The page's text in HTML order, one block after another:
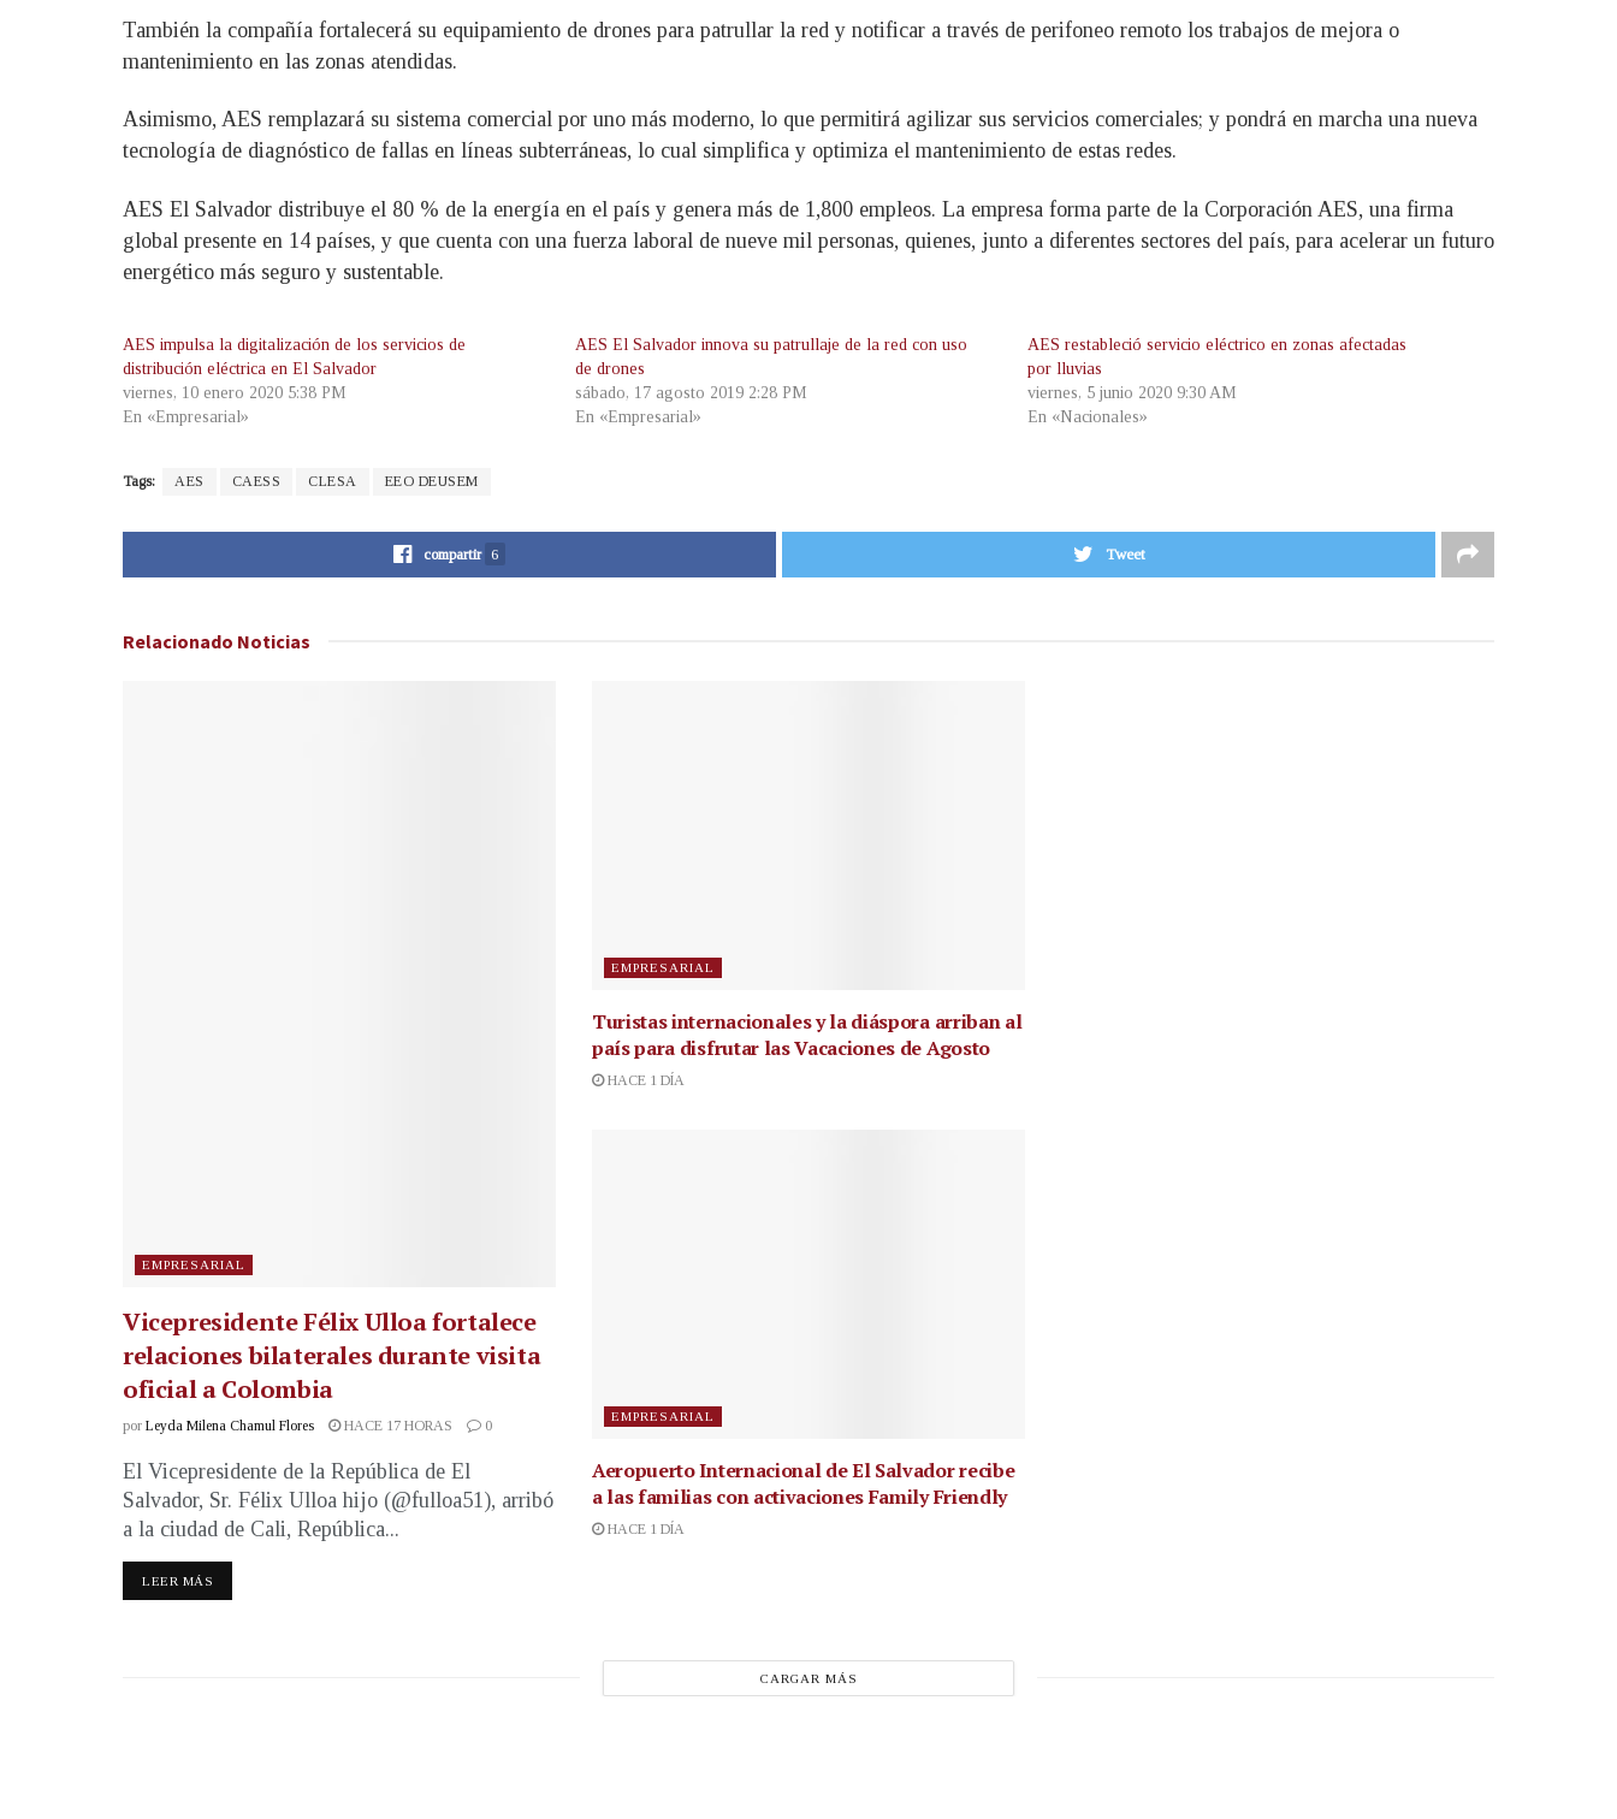
También la compañía fortalecerá su equipamiento de drones para patrullar la red y notificar a través de perifoneo remoto los trabajos de mejora o
mantenimiento en las zonas atendidas.
Asimismo, AES remplazará su sistema comercial por uno más moderno, lo que permitirá agilizar sus servicios comerciales; y pondrá en marcha una nueva
tecnología de diagnóstico de fallas en líneas subterráneas, lo cual simplifica y optimiza el mantenimiento de estas redes.
AES El Salvador distribuye el 80 % de la energía en el país y genera más de 1,800 empleos. La empresa forma parte de la Corporación AES, una firma
global presente en 14 países, y que cuenta con una fuerza laboral de nueve mil personas, quienes, junto a diferentes sectores del país, para acelerar un futuro
energético más seguro y sustentable.
AES impulsa la digitalización de los servicios de
distribución eléctrica en El Salvador
viernes, 10 enero 2020 5:38 PM
En «Empresarial»
AES El Salvador innova su patrullaje de la red con uso
de drones
sábado, 17 agosto 2019 2:28 PM
En «Empresarial»
AES restableció servicio eléctrico en zonas afectadas
por lluvias
viernes, 5 junio 2020 9:30 AM
En «Nacionales»
Tags: AES CAESS CLESA EEO DEUSEM
compartir 6 Tweet
Relacionado Noticias
EMPRESARIAL
Vicepresidente Félix Ulloa fortalece
relaciones bilaterales durante visita
oficial a Colombia
por Leyda Milena Chamul Flores HACE 17 HORAS 0
El Vicepresidente de la República de El
Salvador, Sr. Félix Ulloa hijo (@fulloa51), arribó
a la ciudad de Cali, República...
LEER MÁS
EMPRESARIAL
Turistas internacionales y la diáspora arriban al
país para disfrutar las Vacaciones de Agosto
HACE 1 DÍA
EMPRESARIAL
Aeropuerto Internacional de El Salvador recibe
a las familias con activaciones Family Friendly
HACE 1 DÍA
CARGAR MÁS